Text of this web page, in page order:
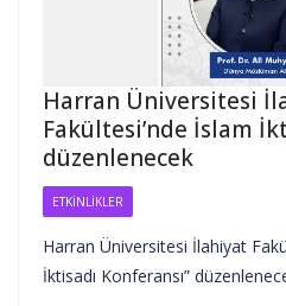
Harran Üniversitesi
Fakültesi’nde İslam
düzenlenecek
ETKINLIKLER
Harran Üniversitesi İlahiyat
İktisadı Konferansı”